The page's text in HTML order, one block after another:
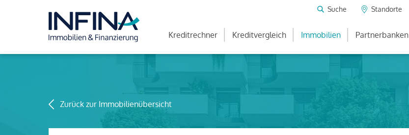
Suche Standorte
Kreditrechner Kreditvergleich Immobilien Partnerbanken
Zurück zur Immobilienübersicht